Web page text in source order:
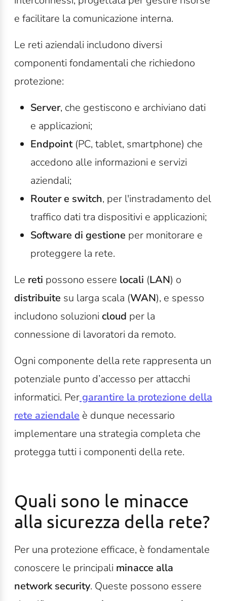
e facilitare la comunicazione interna.
Le reti aziendali includono diversi
componenti fondamentali che richiedono
protezione:
Server, che gestiscono e archiviano dati
e applicazioni;
Endpoint(PC, tablet, smartphone) che
accedono alle informazioni e servizi
aziendali;
Router e switch, per l'instradamento del
traffico dati tra dispositivi e applicazioni;
Software di gestione per monitorare e
proteggere la rete.
Le reti possono essere locali (LAN) o
distribuite su larga scala (WAN), e spesso
includono soluzioni cloud per la
connessione di lavoratori da remoto.
Ogni componente della rete rappresenta un
potenziale punto d’accesso per attacchi
informatici. Per garantire la protezione della
rete aziendale è dunque necessario
implementare una strategia completa che
protegga tutti i componenti della rete.
Quali sono le minacce
alla sicurezza della rete?
Per una protezione efficace, è fondamentale
conoscere le principali minacce alla
network security. Queste possono essere